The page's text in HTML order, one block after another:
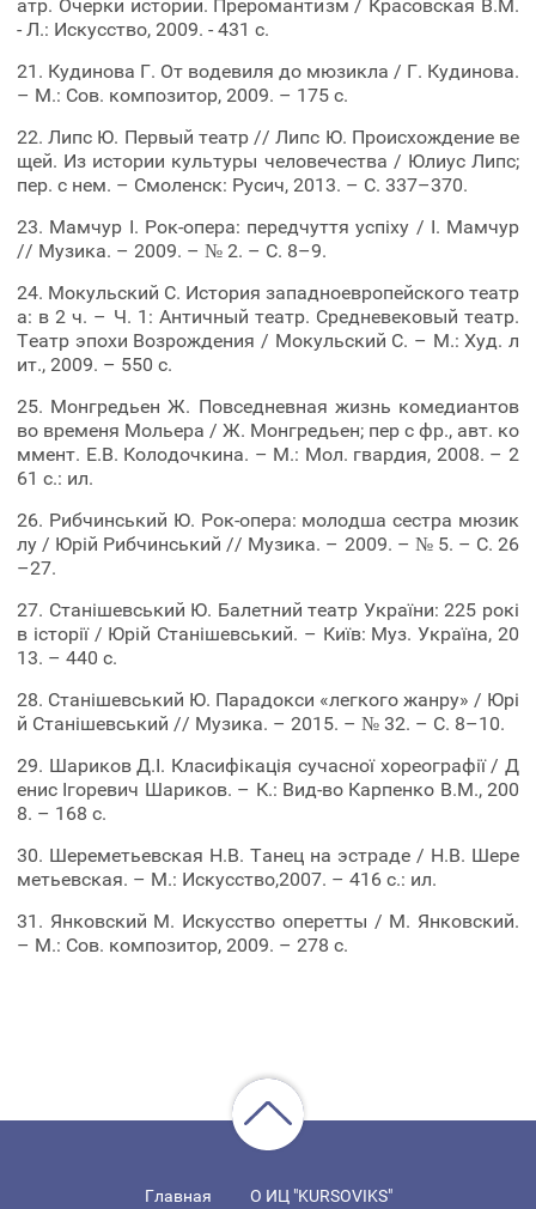
атр. Очерки истории. Преромантизм / Красовская В.М.
- Л.: Искусство, 2009. - 431 с.
21. Кудинова Г. От водевиля до мюзикла / Г. Кудинова.
– М.: Сов. композитор, 2009. – 175 с.
22. Липс Ю. Первый театр // Липс Ю. Происхождение ве
щей. Из истории культуры человечества / Юлиус Липс;
пер. с нем. – Смоленск: Русич, 2013. – С. 337–370.
23. Мамчур І. Рок-опера: передчуття успіху / І. Мамчур
// Музика. – 2009. – № 2. – С. 8–9.
24. Мокульский С. История западноевропейского театр
а: в 2 ч. – Ч. 1: Античный театр. Средневековый театр.
Театр эпохи Возрождения / Мокульский С. – М.: Худ. л
ит., 2009. – 550 с.
25. Монгредьен Ж. Повседневная жизнь комедиантов
во временя Мольера / Ж. Монгредьен; пер с фр., авт. ко
ммент. Е.В. Колодочкина. – М.: Мол. гвардия, 2008. – 2
61 с.: ил.
26. Рибчинський Ю. Рок-опера: молодша сестра мюзик
лу / Юрій Рибчинський // Музика. – 2009. – № 5. – С. 26
–27.
27. Станішевський Ю. Балетний театр України: 225 рокі
в історії / Юрій Станішевський. – Київ: Муз. Україна, 20
13. – 440 с.
28. Станішевський Ю. Парадокси «легкого жанру» / Юрі
й Станішевський // Музика. – 2015. – № 32. – С. 8–10.
29. Шариков Д.І. Класифікація сучасної хореографії / Д
енис Ігоревич Шариков. – К.: Вид-во Карпенко В.М., 200
8. – 168 с.
30. Шереметьевская Н.В. Танец на эстраде / Н.В. Шере
метьевская. – М.: Искусство,2007. – 416 с.: ил.
31. Янковский М. Искусство оперетты / М. Янковский.
– М.: Сов. композитор, 2009. – 278 с.
Главная О ИЦ "KURSOVIKS"